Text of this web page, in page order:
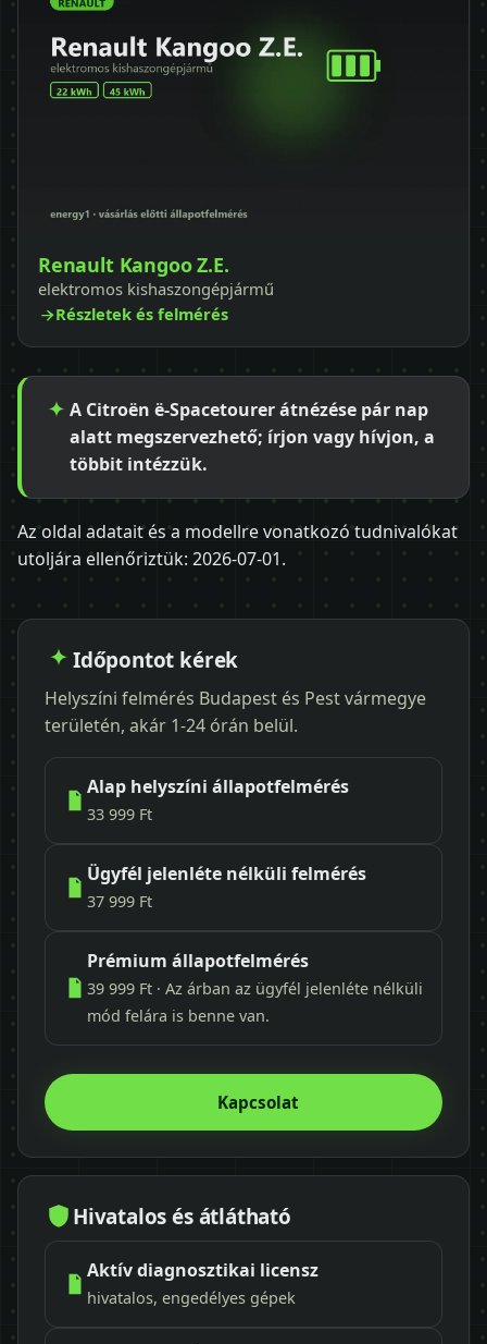
Renault Kangoo Z.E.
elektromos kishaszongépjármű
Részletek és felmérés
A Citroën ë-Spacetourer átnézése pár nap
alatt megszervezhető; írjon vagy hívjon, a
többit intézzük.
Az oldal adatait és a modellre vonatkozó tudnivalókat
utoljára ellenőriztük: 2026-07-01.
Időpontot kérek
Helyszíni felmérés Budapest és Pest vármegye
területén, akár 1-24 órán belül.
Alap helyszíni állapotfelmérés
33 999 Ft
Ügyfél jelenléte nélküli felmérés
37 999 Ft
Prémium állapotfelmérés
39 999 Ft · Az árban az ügyfél jelenléte nélküli
mód felára is benne van.
Kapcsolat
Hivatalos és átlátható
Aktív diagnosztikai licensz
hivatalos, engedélyes gépek